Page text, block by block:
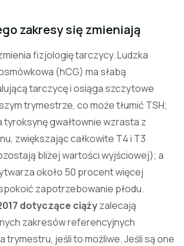
zakresy się zmieniają
fizjologię tarczycy. Ludzka
(hCG) ma słabą
tarczycę i osiąga szczytowe
trymestrze, co może tłumić TSH;
tyroksynę gwałtownie wzrasta z
zwiększając całkowite T4 i T3
bliżej wartości wyjściowej); a
około 50 procent więcej
zapotrzebowanie płodu.
dotyczące ciążyzalecają
zakresów referencyjnych
trymestru, jeśli to możliwe. Jeśli są one